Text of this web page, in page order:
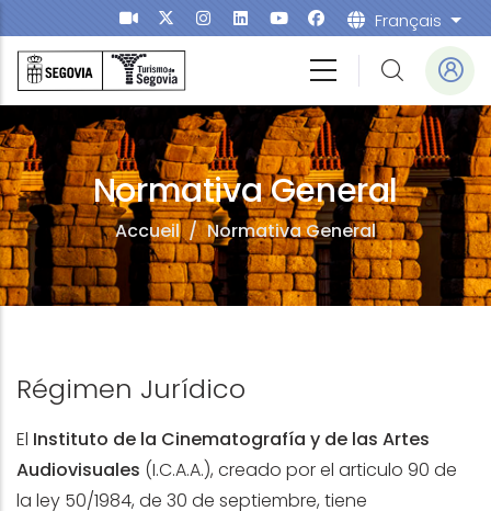
Aller au contenu principal Français
Normativa General
Accueil / Normativa General
Régimen Jurídico
El Instituto de la Cinematografía y de las Artes
Audiovisuales (I.C.A.A.), creado por el articulo 90 de
la ley 50/1984, de 30 de septiembre, tiene